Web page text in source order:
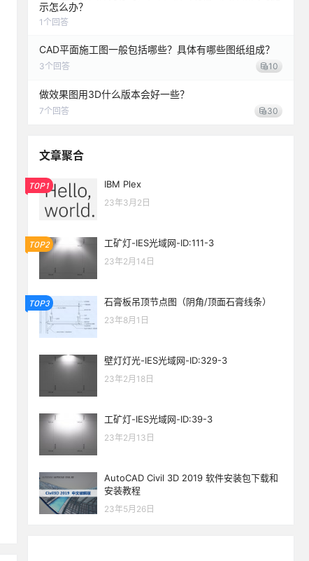
示怎么办？
1 个回答
CAD平面施工图一般包括哪些？具体有哪些图纸组成？
3个回答 10
做效果图用3D什么版本会好一些？
7个回答 30
文章聚合
TOP1 IBM Plex
23年3月2日
TOP2 工矿灯-IES光域网-ID:111-3
23年2月14日
TOP3 石膏板吊顶节点图（阴角/顶面石膏线条）
23年8月1日
壁灯灯光-IES光域网-ID:329-3
23年2月18日
工矿灯-IES光域网-ID:39-3
23年2月13日
AutoCAD Civil 3D 2019 软件安装包下载和
安装教程
23年5月26日